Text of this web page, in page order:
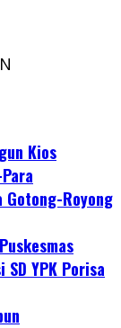
Kios
Gotong-Royong
YPK Porisa